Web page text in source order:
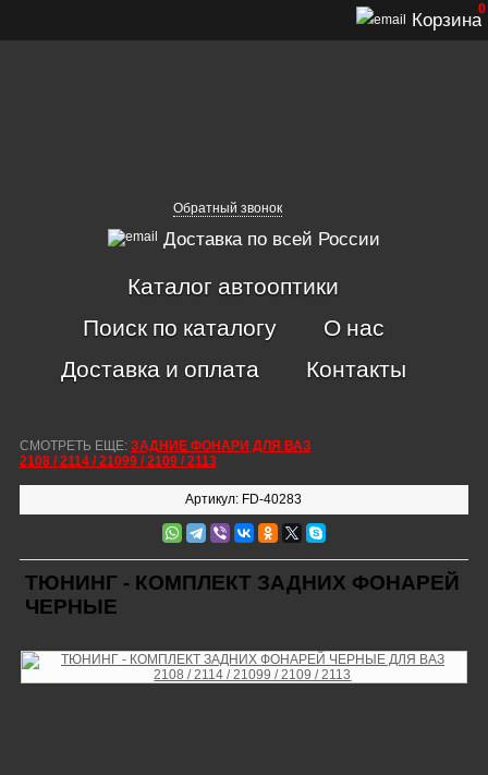
Обратный звонок
Доставка по всей России
Корзина
0
Каталог автооптики
Поиск по каталогу
О нас
Доставка и оплата
Контакты
СМОТРЕТЬ ЕЩЕ: ЗАДНИЕ ФОНАРИ ДЛЯ ВАЗ
2108 / 2114 / 21099 / 2109 / 2113
Артикул: FD-40283
ТЮНИНГ - КОМПЛЕКТ ЗАДНИХ ФОНАРЕЙ
ЧЕРНЫЕ